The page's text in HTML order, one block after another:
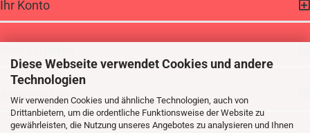
Diese Webseite verwendet Cookies und andere
Technologien
Wir verwenden Cookies und ähnliche Technologien, auch von
Drittanbietern, um die ordentliche Funktionsweise der Website zu
gewährleisten, die Nutzung unseres Angebotes zu analysieren und Ihnen
Ihr Konto
Bookmarken